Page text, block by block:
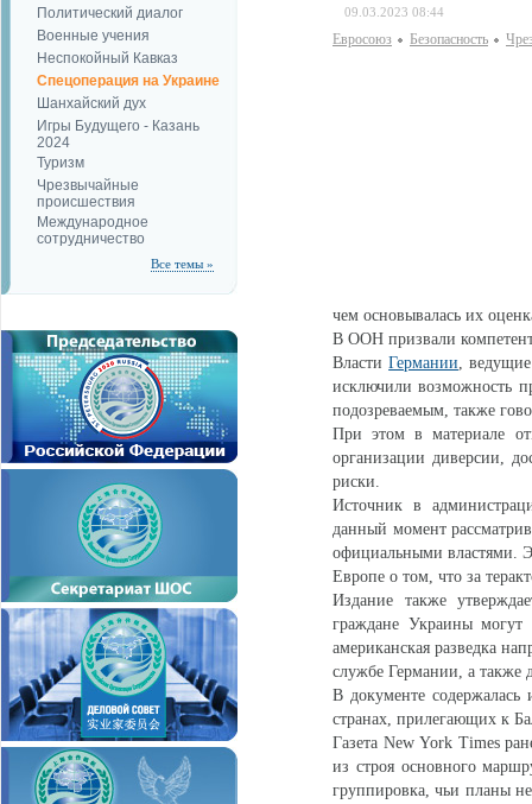
Политический диалог
Военные учения
Неспокойный Кавказ
Спецоперация на Украине
Шанхайский дух
Игры Будущего - Казань
2024
Туризм
Чрезвычайные
происшествия
Международное
сотрудничество
Все темы »
09.03.2023 08:44
Евросоюз Безопаcность
чем основывалась их
В ООН призвали
ВластиГермании,
исключили возможность
подозреваемым, также
При этом в материале
организации диверсии,
риски.
Источник в
данный момент
официальными властями.
Европе о том, что за
Издание также
граждане Украины
американская разведка
службе Германии, а также
В документе содержалась
странах, прилегающих к
Газета New York Times
из строя основного
группировка, чьи планы